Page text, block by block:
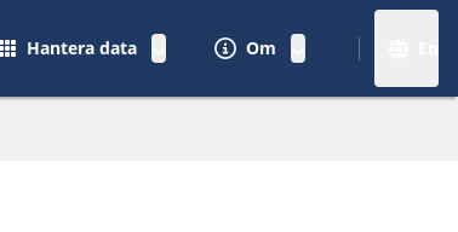
Hantera data Om